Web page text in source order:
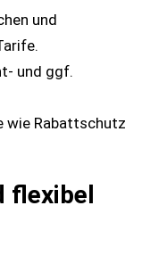
und
und ggf.
wie Rabattschutz
flexibel